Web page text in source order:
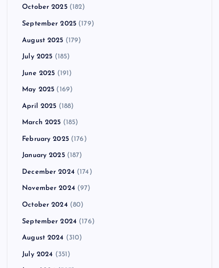
October 2025(182)
September 2025 (179)
August 2025 (179)
July 2025 (185)
June 2025 (191)
May 2025 (169)
April 2025 (188)
March 2025 (185)
February 2025(176)
January 2025(187)
December 2024 (174)
November 2024 (97)
October 2024 (80)
September 2024 (176)
August 2024 (310)
July 2024 (351)